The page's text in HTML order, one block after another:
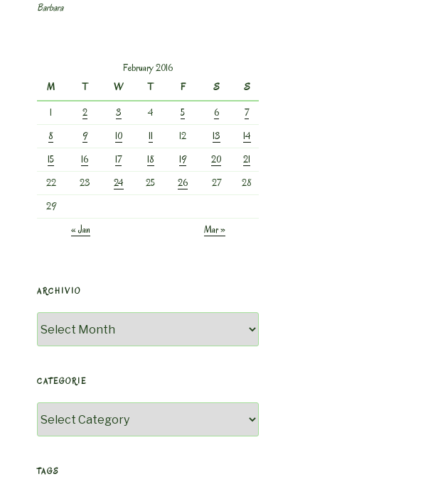
Barbara
February 2016
M
T W T F S
S
1
2 3 4 5 6
7
8
9 10 11 12 13
14
15
16 17 18 19 20
21
22
23 24 25 26 27
28
29
« Jan
Mar »
ARCHIVIO
CATEGORIE
TAGS